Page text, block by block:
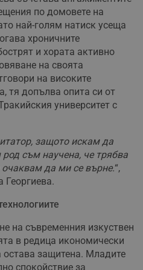
по домовете на
най-голям натиск усеща
хроничните
и хората активно
на своята
на високите
тя допълва опита си от
университет с
защото искам да
съм научена, че трябва
да ми се върне.“,
Георгиева.
на съвременния изкуствен
в редица икономически
остава защитена. Младите
спокойствие за